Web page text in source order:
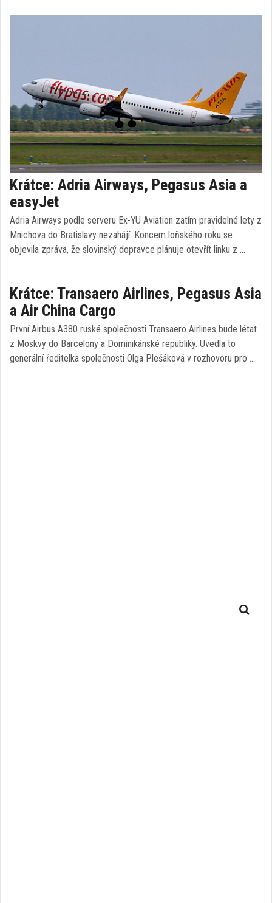
Krátce: Adria Airways, Pegasus Asia a
easyJet
Adria Airways podle serveru Ex-YU Aviation zatím pravidelné lety z
Mnichova do Bratislavy nezahájí. Koncem loňského roku se
objevila zpráva, že slovinský dopravce plánuje otevřít linku z …
Krátce: Transaero Airlines, Pegasus Asia
a Air China Cargo
První Airbus A380 ruské společnosti Transaero Airlines bude létat
z Moskvy do Barcelony a Dominikánské republiky. Uvedla to
generální ředitelka společnosti Olga Plešáková v rozhovoru pro …